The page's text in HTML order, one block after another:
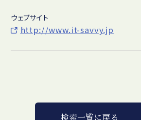
ウェブサイト
http://www.it-savvy.jp
検索一覧に戻る